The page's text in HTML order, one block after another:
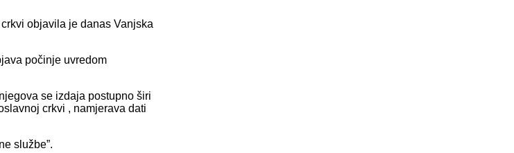
objavila je danas Vanjska
počinje uvredom
se izdaja postupno širi
crkvi , namjerava dati
službe”.